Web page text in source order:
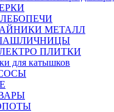
МЕТАЛЛ
ПЛИТКИ
для катышков